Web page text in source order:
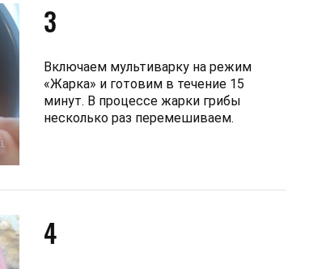
3
Включаем мультиварку на режим
«Жарка» и готовим в течение 15
минут. В процессе жарки грибы
несколько раз перемешиваем.
4